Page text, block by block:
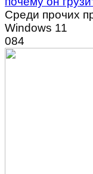
Среди прочих
Windows 11
084